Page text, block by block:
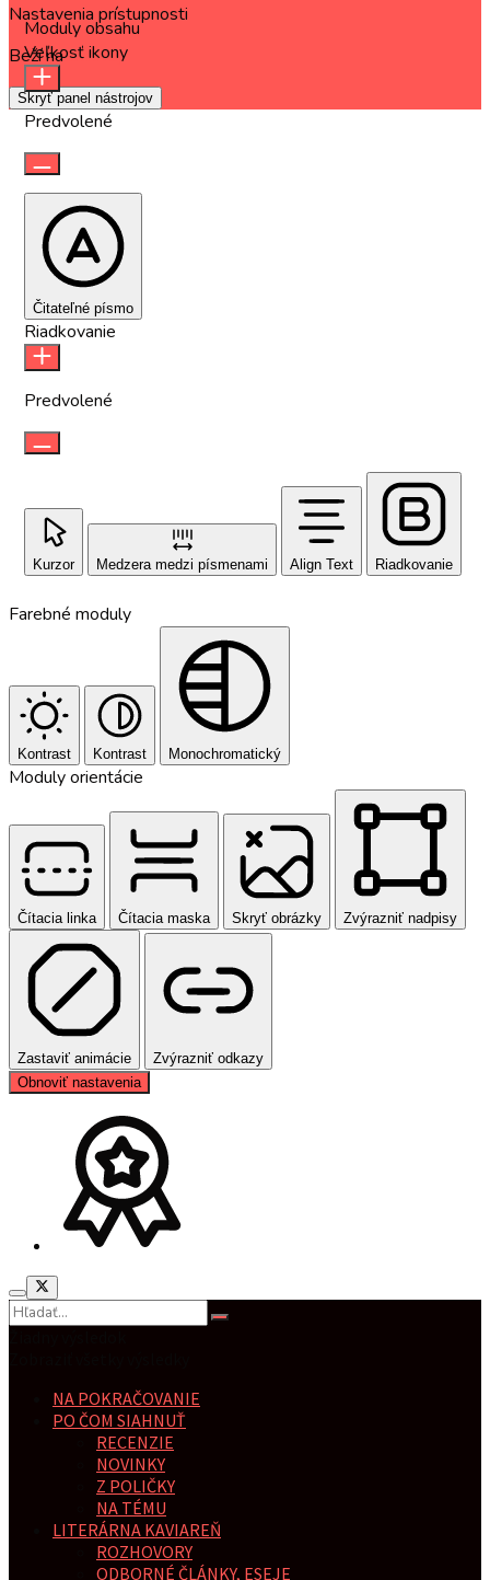
Nastavenia prístupnosti
Beží naOneTap
Skryť panel nástrojov
Moduly obsahu
Veľkosť ikony
Predvolené
Čitateľné písmo
Riadkovanie
Predvolené
Kurzor Medzera medzi písmenami Align Text Riadkovanie
Farebné moduly
Kontrast Kontrast Monochromatický
Moduly orientácie
Čítacia linka Čítacia maska Skryť obrázky Zvýrazniť nadpisy
Zastaviť animácie
Zvýrazniť odkazy
Obnoviť nastavenia
NA POKRAČOVANIE
PO ČOM SIAHNUŤ
RECENZIE
NOVINKY
Z POLIČKY
NA TÉMU
LITERÁRNA KAVIAREŇ
ROZHOVORY
ODBORNÉ ČLÁNKY, ESEJE